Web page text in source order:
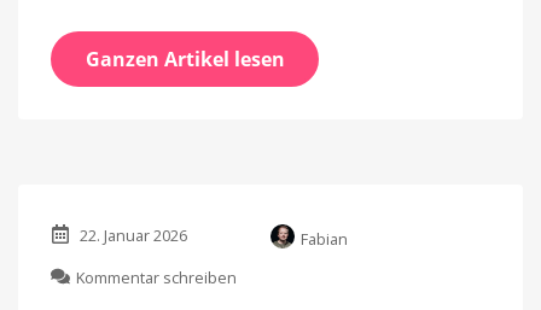
Ganzen Artikel lesen
22. Januar 2026
Fabian
Kommentar schreiben